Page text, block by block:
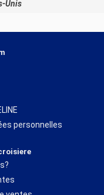
Unis
personnelles